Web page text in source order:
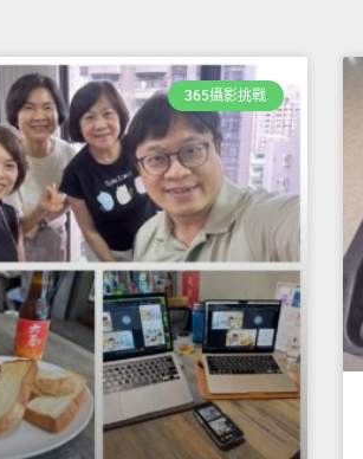
365攝影挑戰